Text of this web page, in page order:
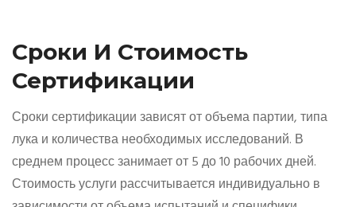
Сроки И Стоимость
Сертификации
Сроки сертификации зависят от объема партии, типа
лука и количества необходимых исследований. В
среднем процесс занимает от 5 до 10 рабочих дней.
Стоимость услуги рассчитывается индивидуально в